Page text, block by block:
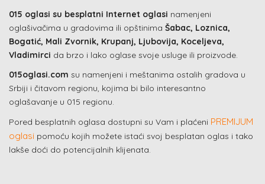
015 oglasi su besplatni Internet oglasi namenjeni
oglašivačima u gradovima ili opštinima Šabac, Loznica,
Bogatić, Mali Zvornik, Krupanj, Ljubovija, Koceljeva,
Vladimirci da brzo i lako oglase svoje usluge ili proizvode.
015oglasi.com su namenjeni i meštanima ostalih gradova u
Srbiji i čitavom regionu, kojima bi bilo interesantno
oglašavanje u 015 regionu.
Pored besplatnih oglasa dostupni su Vam i plaćeni PREMIJUM
oglasi pomoću kojih možete istaći svoj besplatan oglas i tako
lakše doći do potencijalnih klijenata.